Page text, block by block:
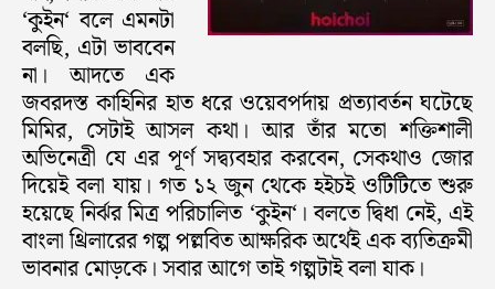
‘কুইন‘ বলে এমনটা
বলছি, এটা ভাববেন
না। আদতে এক
জবরদস্ত কাহিনির হাত ধরে ওয়েবপর্দায় প্রত্যাবর্তন ঘটেছে
মিমির, সেটাই আসল কথা। আর তাঁর মতো শক্তিশালী
অভিনেত্রী যে এর পূর্ণ সদ্ব্যবহার করবেন, সেকথাও জোর
দিয়েই বলা যায়। গত ১২ জুন থেকে হইচই ওটিটিতে শুরু
হয়েছে নির্ঝর মিত্র পরিচালিত ‘কুইন‘। বলতে দ্বিধা নেই, এই
বাংলা থ্রিলারের গল্প পল্লবিত আক্ষরিক অর্থেই এক ব্যতিক্রমী
ভাবনার মোড়কে। সবার আগে তাই গল্পটাই বলা যাক।